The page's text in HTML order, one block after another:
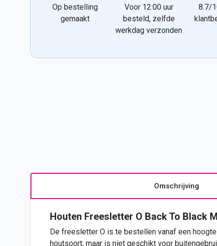
Op bestelling
gemaakt
Voor 12:00 uur
besteld, zelfde
werkdag verzonden
8.7/
Omschrijving
Houten Freesletter O Back To Black
De freesletter O is te bestellen vanaf een
houtsoort, maar is niet geschikt voor